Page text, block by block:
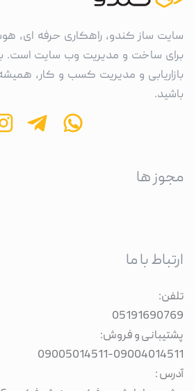
سایت ساز کندو، راهکاری حرفه ای،
برای ساخت و مدیریت وب سایت است. با
بازاریابی و مدیریت کسب و کار،
باشید.
مجوز ها
ارتباط با ما
تلفن:
05191690769
پشتیبانی و فروش:
09004014511
-
09005014511
آدرس :